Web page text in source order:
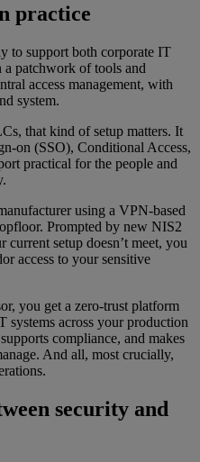
practice
to support both corporate IT
a patchwork of tools and
access management, with
system.
that kind of setup matters. It
on (SSO), Conditional Access,
practical for the people and
using a VPN-based
Prompted by new NIS2
setup doesn’t meet, you
access to your sensitive
you get a zero-trust platform
systems across your production
compliance, and makes
And all, most crucially,
security and